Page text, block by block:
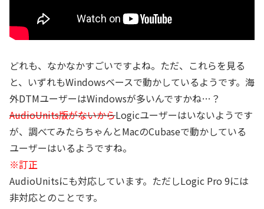
どれも、なかなかすごいですよね。ただ、これらを見る
と、いずれもWindowsベースで動かしているようです。海
外DTMユーザーはWindowsが多いんですかね…？
AudioUnits版がないからLogicユーザーはいないようです
が、調べてみたらちゃんとMacのCubaseで動かしている
ユーザーはいるようですね。
※訂正
AudioUnitsにも対応しています。ただしLogic Pro 9には
非対応とのことです。